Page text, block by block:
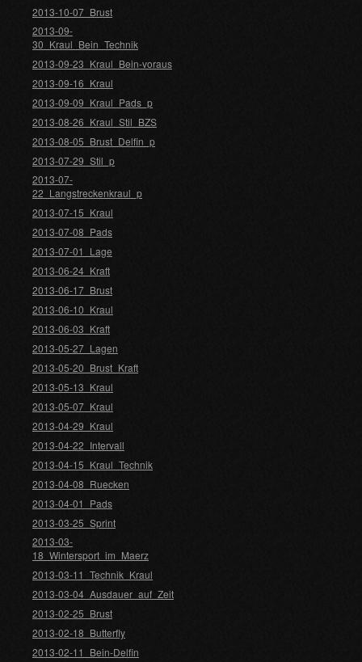
2013-10-07_Brust
2013-09-
30_Kraul_Bein_Technik
2013-09-23_Kraul_Bein-voraus
2013-09-16_Kraul
2013-09-09_Kraul_Pads_p
2013-08-26_Kraul_Stil_BZS
2013-08-05_Brust_Delfin_p
2013-07-29_Stil_p
2013-07-
22_Langstreckenkraul_p
2013-07-15_Kraul
2013-07-08_Pads
2013-07-01_Lage
2013-06-24_Kraft
2013-06-17_Brust
2013-06-10_Kraul
2013-06-03_Kraft
2013-05-27_Lagen
2013-05-20_Brust_Kraft
2013-05-13_Kraul
2013-05-07_Kraul
2013-04-29_Kraul
2013-04-22_Intervall
2013-04-15_Kraul_Technik
2013-04-08_Ruecken
2013-04-01_Pads
2013-03-25_Sprint
2013-03-
18_Wintersport_im_Maerz
2013-03-11_Technik_Kraul
2013-03-04_Ausdauer_auf_Zeit
2013-02-25_Brust
2013-02-18_Butterfly
2013-02-11_Bein-Delfin